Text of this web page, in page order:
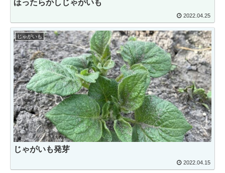
ほったらかしじゃがいも
2022.04.25
じゃがいも
じゃがいも発芽
2022.04.15